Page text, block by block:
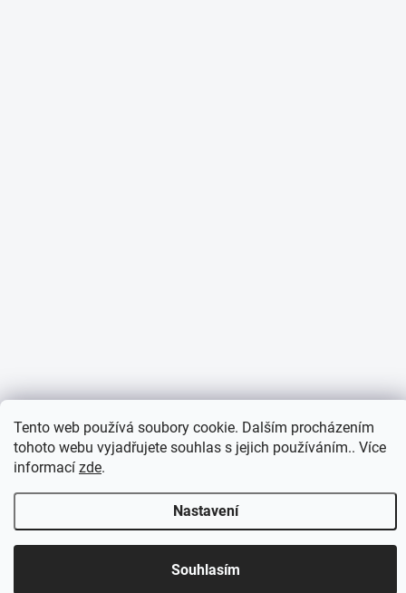
Tento web používá soubory cookie. Dalším procházením
tohoto webu vyjadřujete souhlas s jejich používáním.. Více
informací zde.
Nastavení
Souhlasím
Otevírací doba 7:30 - 16:00 hod